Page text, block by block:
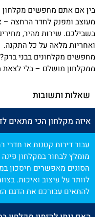
בין אם אתם מחפשים מקלחון
מעוצב ומפנק לחדר הרחצה –
בשבילכם. שירות מהיר,
ואחריות מלאה על כל התקנה.
מחפשים מקלחונים בבני
ממקלחון מושלם – בלי לצאת
שאלות ותשובות
איזה מקלחון הכי מתאים
עבור דירות קטנות או חדרי
מומלץ לבחור במקלחון
הסוגים מאפשרים חיסכון
לוותר על עיצוב ואיכות.
להתאים עבורכם את הדגם